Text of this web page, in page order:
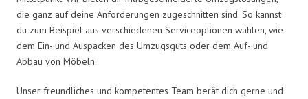
die ganz auf deine Anforderungen zugeschnitten sind. So kannst
du zum Beispiel aus verschiedenen Serviceoptionen wählen, wie
dem Ein- und Auspacken des Umzugsguts oder dem Auf- und
Abbau von Möbeln.
Unser freundliches und kompetentes Team berät dich gerne und